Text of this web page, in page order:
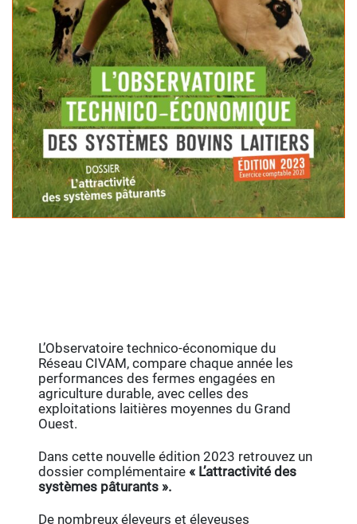
L’Observatoire technico-économique du
Réseau CIVAM, compare chaque année les
performances des fermes engagées en
agriculture durable, avec celles des
exploitations laitières moyennes du Grand
Ouest.
Dans cette nouvelle édition 2023 retrouvez un
dossier complémentaire « L’attractivité des
systèmes pâturants ».
De nombreux éleveurs et éleveuses